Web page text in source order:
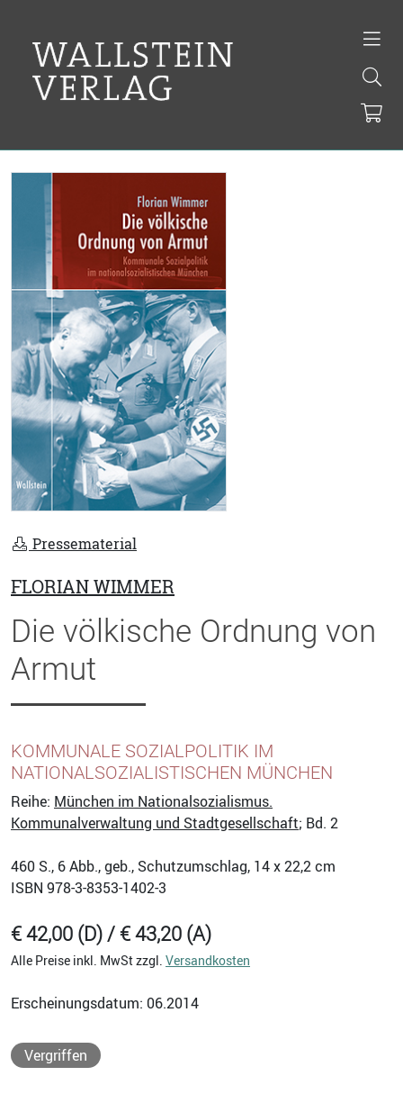
Pressematerial
FLORIAN WIMMER
Die völkische Ordnung von
Armut
KOMMUNALE SOZIALPOLITIK IM
NATIONALSOZIALISTISCHEN MÜNCHEN
Reihe: München im Nationalsozialismus.
Kommunalverwaltung und Stadtgesellschaft; Bd. 2
460 S., 6 Abb., geb., Schutzumschlag, 14 x 22,2 cm
ISBN 978-3-8353-1402-3
€ 42,00 (D) / € 43,20 (A)
Alle Preise inkl. MwSt zzgl. Versandkosten
Erscheinungsdatum: 06.2014
Vergriffen